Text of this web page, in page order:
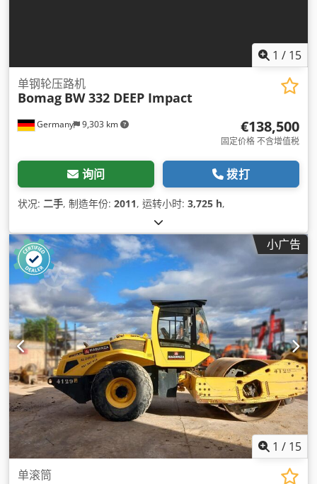
1 / 15
Germany 9,303 km
单钢轮压路机
Bomag BW 332 DEEP Impact
€138,500
固定价格 不含增值税
询问 拨打
状况: 二手, 制造年份: 2011, 运转小时: 3,725 h,
小广告
1 / 15
单滚筒